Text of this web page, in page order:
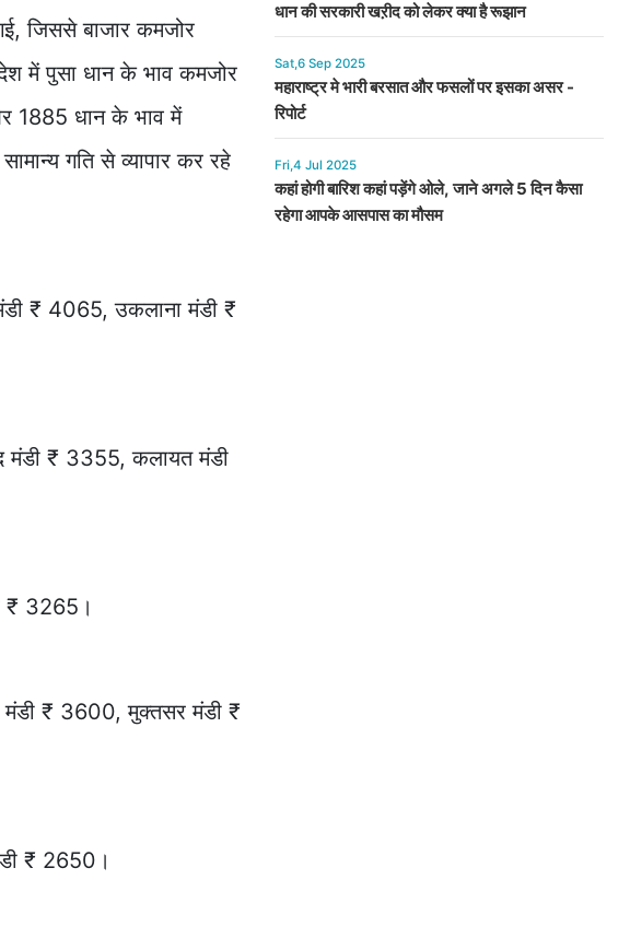
जिससे बाजार कमजोर
में पुसा धान के भाव कमजोर
1885 धान के भाव में
गति से व्यापार कर रहे
₹ 4065, उकलाना मंडी ₹
मंडी ₹ 3355, कलायत मंडी
₹ 3265।
मंडी ₹ 3600, मुक्तसर मंडी ₹
₹ 2650।
धान की सरकारी खऱीद को लेकर क्या है रूझान
Sat,6 Sep 2025
महाराष्ट्र मे भारी बरसात और फसलों पर इसका असर -
रिपोर्ट
Fri,4 Jul 2025
कहां होगी बारिश कहां पड़ेंगे ओले, जाने अगले 5 दिन कैसा
रहेगा आपके आसपास का मौसम